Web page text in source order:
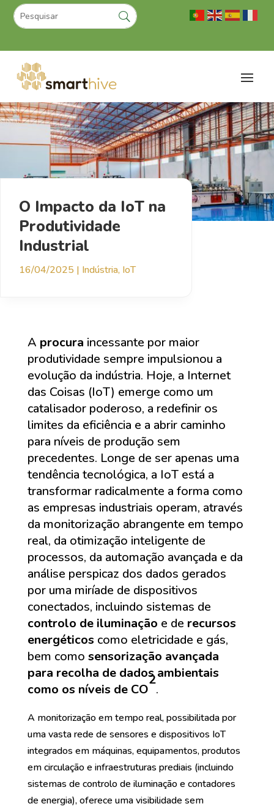
O Impacto da IoT na
Produtividade
Industrial
16/04/2025 | Indústria, IoT
A procura incessante por maior
produtividade sempre impulsionou a
evolução da indústria. Hoje, a Internet
das Coisas (IoT) emerge como um
catalisador poderoso, a redefinir os
limites da eficiência e a abrir caminho
para níveis de produção sem
precedentes. Longe de ser apenas uma
tendência tecnológica, a IoT está a
transformar radicalmente a forma como
as empresas industriais operam, através
da monitorização abrangente em tempo
real, da otimização inteligente de
processos, da automação avançada e da
análise perspicaz dos dados gerados
por uma miríade de dispositivos
conectados, incluindo sistemas de
controlo de iluminação e de recursos
energéticos como eletricidade e gás,
bem como sensorização avançada
para recolha de dados ambientais
como os níveis de CO
2
.
A monitorização em tempo real, possibilitada por
uma vasta rede de sensores e dispositivos IoT
integrados em máquinas, equipamentos, produtos
em circulação e infraestruturas prediais (incluindo
sistemas de controlo de iluminação e contadores
de energia), oferece uma visibilidade sem